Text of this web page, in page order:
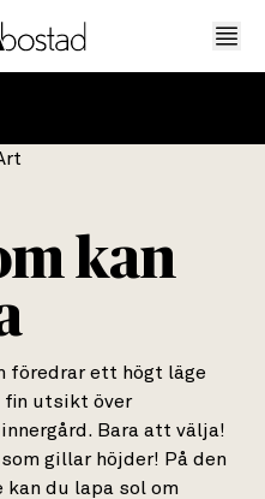
kan
föredrar ett högt läge
fin utsikt över
Bara att välja!
gillar höjder! På den
kan du lapa sol om